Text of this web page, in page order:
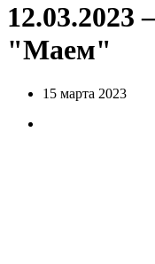
12.03.2023
"Маем"
15 марта 2023